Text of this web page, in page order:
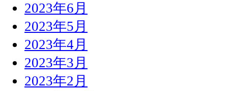
2023年6月
2023年5月
2023年4月
2023年3月
2023年2月